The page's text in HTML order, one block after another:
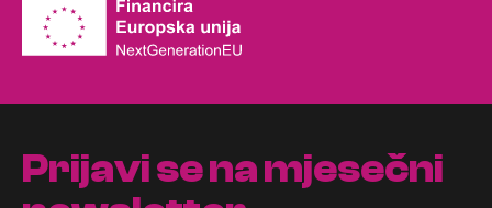
Prijavi se na mjesečni